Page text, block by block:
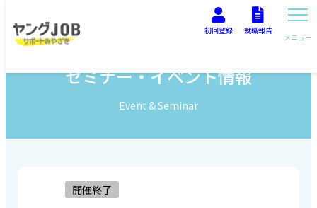
メニュー
初回登録 就職報告
セミナー・イベント情報
Event & Seminar
開催終了